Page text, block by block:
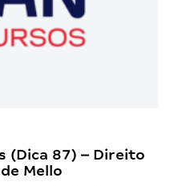
(Dica 87) – Direito
Mello